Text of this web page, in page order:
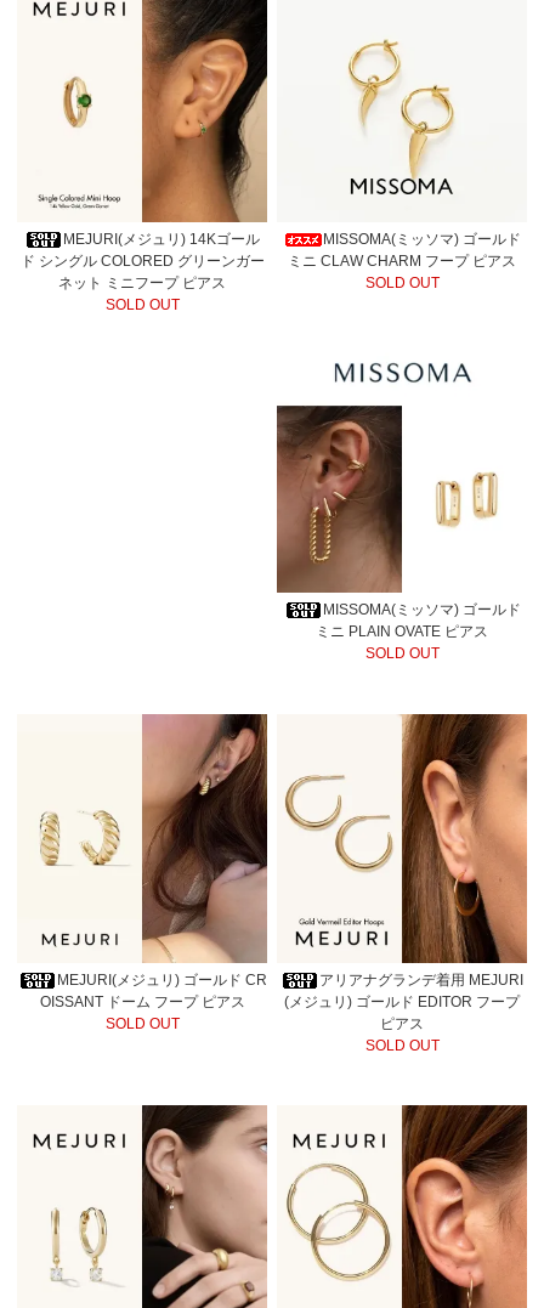
MEJURI(メジュリ) 14Kゴール
ド シングル COLORED グリーンガー
ネット ミニフープ ピアス
SOLD OUT
MISSOMA(ミッソマ) ゴールド
ミニ CLAW CHARM フープ ピアス
SOLD OUT
MISSOMA(ミッソマ) ゴールド
ミニ PLAIN OVATE ピアス
SOLD OUT
MEJURI(メジュリ) ゴールド CR
OISSANT ドーム フープ ピアス
SOLD OUT
アリアナグランデ着用 MEJURI
(メジュリ) ゴールド EDITOR フープ
ピアス
SOLD OUT